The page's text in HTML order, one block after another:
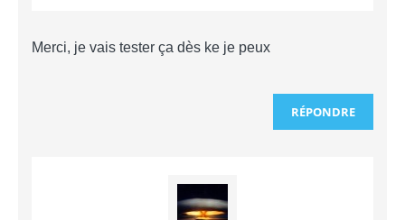
Merci, je vais tester ça dès ke je peux
RÉPONDRE